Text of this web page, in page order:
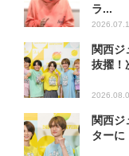
ラ...
関西ジ
抜擢！
関西
ターに